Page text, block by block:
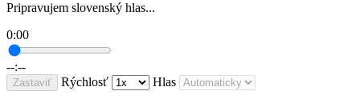
Pripravujem slovenský hlas...
0:00
--:--
Zastaviť Rýchlosť Hlas